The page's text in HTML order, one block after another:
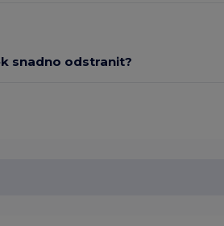
snadno odstranit?